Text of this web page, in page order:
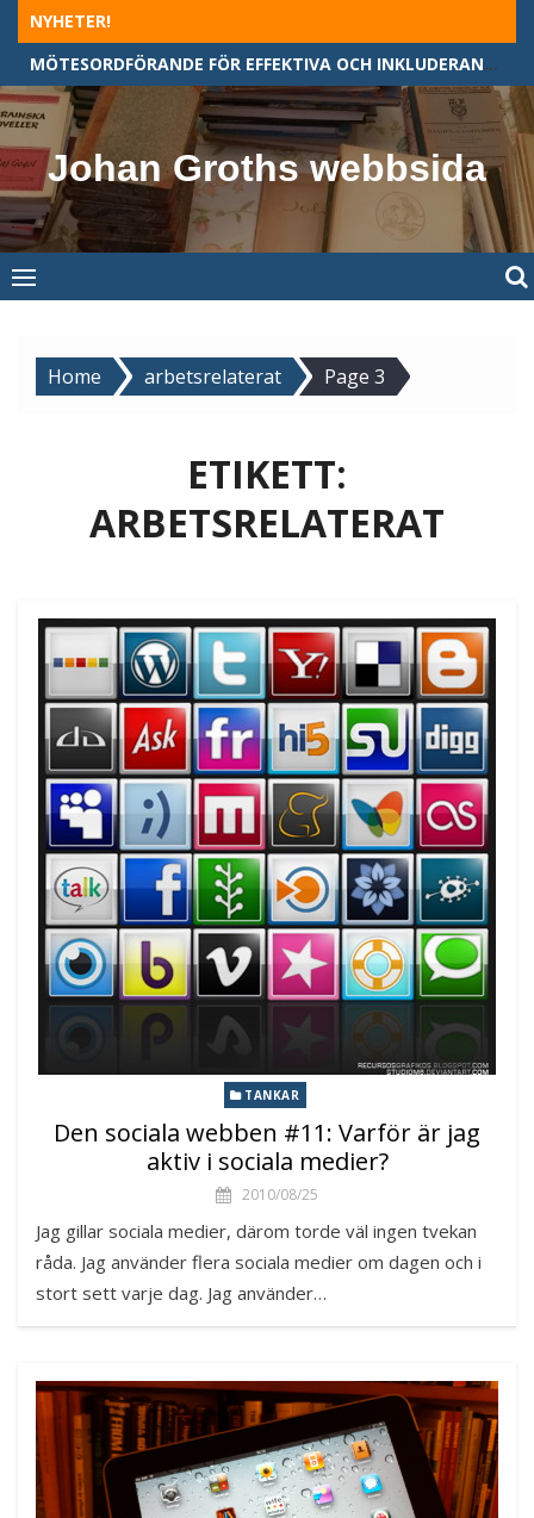
Skip
content
NYHETER!
MÖTESORDFÖRANDE FÖR EFFEKTIVA OCH INKLUDERANDE MÖTEN
Johan Groths webbsida
Home arbetsrelaterat Page 3
ETIKETT:
ARBETSRELATERAT
TANKAR
Den sociala webben #11: Varför är jag
aktiv i sociala medier?
2010/08/25
Jag gillar sociala medier, därom torde väl ingen tvekan
råda. Jag använder flera sociala medier om dagen och i
stort sett varje dag. Jag använder…